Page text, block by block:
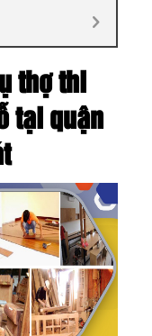
thợ thi
tại quận